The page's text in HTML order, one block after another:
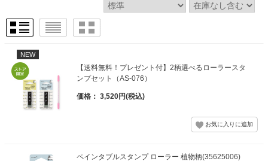
NEW
【送料無料！プレゼント付】2柄選べるローラースタ
ンプセット（AS-076）
価格： 3,520円(税込)
ペインタブルスタンプ ローラー 植物柄(35625006)